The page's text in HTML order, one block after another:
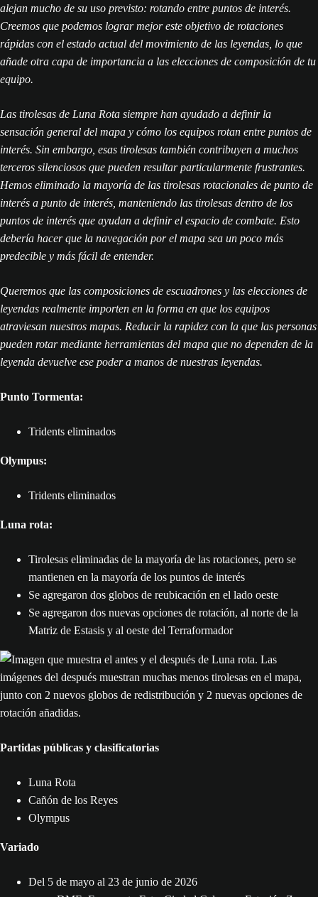
alejan mucho de su uso previsto: rotando entre puntos de interés.
Creemos que podemos lograr mejor este objetivo de rotaciones
rápidas con el estado actual del movimiento de las leyendas, lo que
añade otra capa de importancia a las elecciones de composición de tu
equipo.
Las tirolesas de Luna Rota siempre han ayudado a definir la
sensación general del mapa y cómo los equipos rotan entre puntos de
interés. Sin embargo, esas tirolesas también contribuyen a muchos
terceros silenciosos que pueden resultar particularmente frustrantes.
Hemos eliminado la mayoría de las tirolesas rotacionales de punto de
interés a punto de interés, manteniendo las tirolesas dentro de los
puntos de interés que ayudan a definir el espacio de combate. Esto
debería hacer que la navegación por el mapa sea un poco más
predecible y más fácil de entender.
Queremos que las composiciones de escuadrones y las elecciones de
leyendas realmente importen en la forma en que los equipos
atraviesan nuestros mapas. Reducir la rapidez con la que las personas
pueden rotar mediante herramientas del mapa que no dependen de la
leyenda devuelve ese poder a manos de nuestras leyendas.
Punto Tormenta:
Tridents eliminados
Olympus:
Tridents eliminados
Luna rota:
Tirolesas eliminadas de la mayoría de las rotaciones, pero se
mantienen en la mayoría de los puntos de interés
Se agregaron dos globos de reubicación en el lado oeste
Se agregaron dos nuevas opciones de rotación, al norte de la
Matriz de Estasis y al oeste del Terraformador
Partidas públicas y clasificatorias
Luna Rota
Cañón de los Reyes
Olympus
Variado
Del 5 de mayo al 23 de junio de 2026